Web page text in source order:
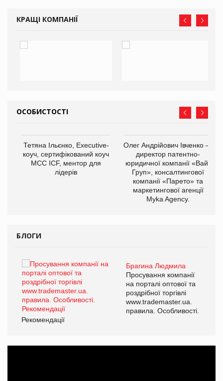
КРАЩІ КОМПАНІЇ
ОСОБИСТОСТІ
Тетяна Ільєнко, Executive-
коуч, сертифікований коуч
МСС ICF, ментор для
лідерів
Олег Андрійович Івченко —
директор патентно-
юридичної компанії «Вайз
Груп», консалтингової
компанії «Парето» та
маркетингової агенції
Myka Agency.
БЛОГИ
Брагина Людмила
Просування компанії
на порталі оптової та
роздрібної торгівлі
www.trademaster.ua.
правила. Особливості.
Рекомендації